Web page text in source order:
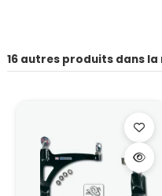
16 autres produits dans